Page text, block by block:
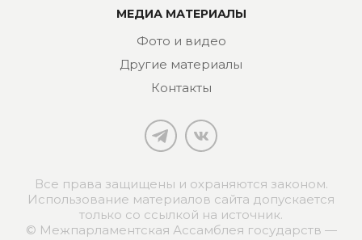
МЕДИА МАТЕРИАЛЫ
Фото и видео
Другие материалы
Контакты
Все права защищены и охраняются законом.
Использование материалов сайта допускается
только со ссылкой на источник.
© Межпарламентская Ассамблея государств —